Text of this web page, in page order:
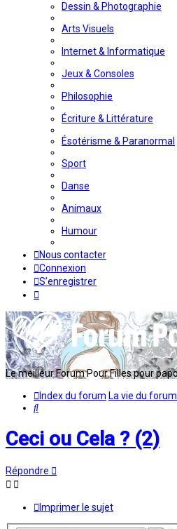
Dessin & Photographie
Arts Visuels
Internet & Informatique
Jeux & Consoles
Philosophie
Écriture & Littérature
Ésotérisme & Paranormal
Sport
Danse
Animaux
Humour
Nous contacter
Connexion
S’enregistrer
Le meilleur Forum Pour Filles pour
Index du forum La vie du forum
Rechercher
Ceci ou Cela ? (2)
Répondre
Imprimer le sujet